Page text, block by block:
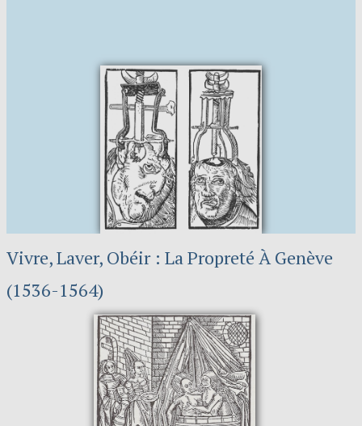
Vivre, Laver, Obéir : La Propreté À Genève
(1536-1564)